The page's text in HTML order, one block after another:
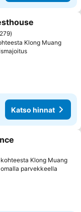
279
Klong Muang
Katso hinnat
Klong Muang
parvekkeella